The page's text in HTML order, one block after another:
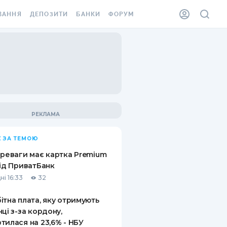
ВІНЬЄТКА
ВІД
ВИПАДКІВ
ДЕПОЗИТИ
ПИТАННЯ ТА ВІДПОВІДІ
ПУТІВНИКИ ПО
БАНКИ ФОРУМ
ЗА ТЕМОЮ
має картка Premium
ПриватБанк
16:33 32
плата, яку отримують
з-за кордону,
на 23,6% - НБУ